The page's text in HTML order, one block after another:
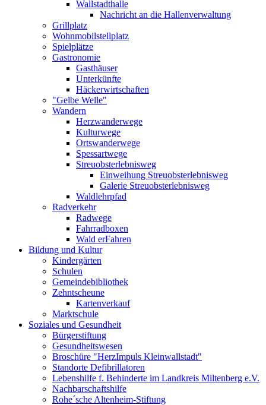
Wallstadthalle
Nachricht an die Hallenverwaltung
Grillplatz
Wohnmobilstellplatz
Spielplätze
Gastronomie
Gasthäuser
Unterkünfte
Häckerwirtschaften
"Gelbe Welle"
Wandern
Herzwanderwege
Kulturwege
Ortswanderwege
Spessartwege
Streuobsterlebnisweg
Einweihung Streuobsterlebnisweg
Galerie Streuobsterlebnisweg
Waldlehrpfad
Radverkehr
Radwege
Fahrradboxen
Wald erFahren
Bildung und Kultur
Kindergärten
Schulen
Gemeindebibliothek
Zehntscheune
Kartenverkauf
Marktschule
Soziales und Gesundheit
Bürgerstiftung
Gesundheitswesen
Broschüre "HerzImpuls Kleinwallstadt"
Standorte Defibrillatoren
Lebenshilfe f. Behinderte im Landkreis Miltenberg e.V.
Nachbarschaftshilfe
Rohe´sche Altenheim-Stiftung